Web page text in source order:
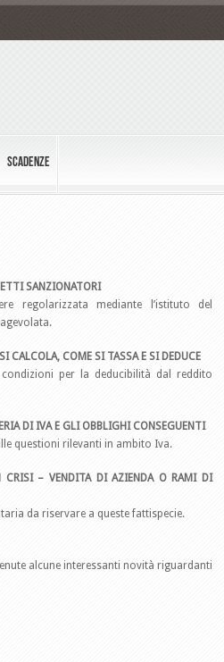
SCADENZE
SANZIONATORI
regolarizzata mediante l’istituto del
CALCOLA, COME SI TASSA E SI DEDUCE
per la deducibilità dal reddito
DI IVA E GLI OBBLIGHI CONSEGUENTI
questioni rilevanti in ambito Iva.
CRISI – VENDITA DI AZIENDA O RAMI DI
da riservare a queste fattispecie.
alcune interessanti novità riguardanti